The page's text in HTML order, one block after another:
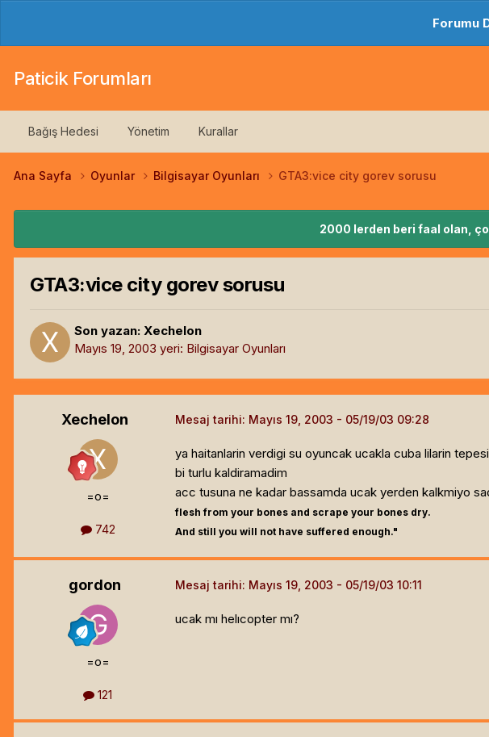
Forumu
Paticik Forumları
Bağış Hedesi Yönetim Kurallar
Ana Sayfa Oyunlar Bilgisayar Oyunları GTA3:vice city gorev sorusu
2000 lerden beri faal olan,
GTA3:vice city gorev sorusu
Son yazan: Xechelon
Mayıs 19, 2003 yeri: Bilgisayar Oyunları
Xechelon
=o=
742
Mesaj tarihi: Mayıs 19, 2003
ya haitanlarin verdigi su oyuncak ucakla cuba lilarin
bi turlu kaldiramadim
acc tusuna ne kadar bassamda ucak yerden kalkmiyo
flesh from your bones and scrape your bones dry.
And still you will not have suffered enough."
gordon
=o=
121
Mesaj tarihi: Mayıs 19, 2003
ucak mı helıcopter mı?